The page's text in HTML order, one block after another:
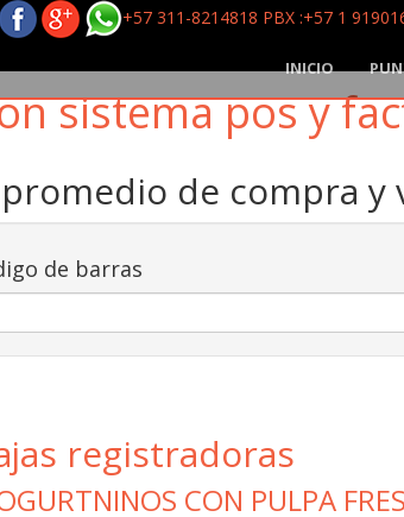
+57 311-8214818 PBX :+57 1
INICIO
sistema pos y
de compra
de barras
registradoras
CON PULPA